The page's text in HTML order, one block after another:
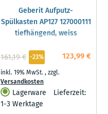
Geberit Aufputz-
Spülkasten AP127 127000111
tiefhängend, weiss
123,99 €
161,19 € -23%
inkl. 19% MwSt.,zzgl.
Versandkosten
Lagerware
Lieferzeit:
1-3 Werktage